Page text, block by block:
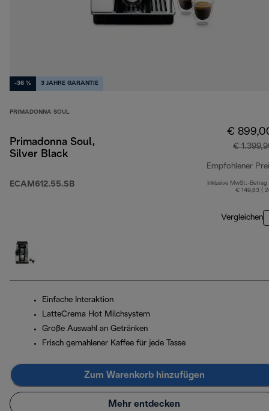
-36 % 3 JAHRE GARANTIE
PRIMADONNA SOUL
Primadonna Soul,
Silver Black
ECAM612.55.SB
€
€
Empfohlener
Inklusive MwSt.-Betrag
€ 149,83 (
Vergleichen
Einfache Interaktion
LatteCrema Hot Milchsystem
Große Auswahl an Getränken
Frisch gemahlener Kaffee für jede Tasse
Zum Warenkorb hinzufügen
Mehr entdecken